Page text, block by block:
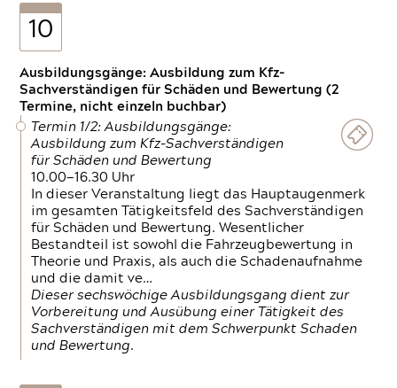
10
Ausbildungsgänge: Ausbildung zum Kfz-
Sachverständigen für Schäden und Bewertung (2
Termine, nicht einzeln buchbar)
Termin 1/2: Ausbildungsgänge:
Ausbildung zum Kfz-Sachverständigen
für Schäden und Bewertung
10.00—16.30 Uhr
In dieser Veranstaltung liegt das Hauptaugenmerk
im gesamten Tätigkeitsfeld des Sachverständigen
für Schäden und Bewertung. Wesentlicher
Bestandteil ist sowohl die Fahrzeugbewertung in
Theorie und Praxis, als auch die Schadenaufnahme
und die damit ve…
Dieser sechswöchige Ausbildungsgang dient zur
Vorbereitung und Ausübung einer Tätigkeit des
Sachverständigen mit dem Schwerpunkt Schaden
und Bewertung.